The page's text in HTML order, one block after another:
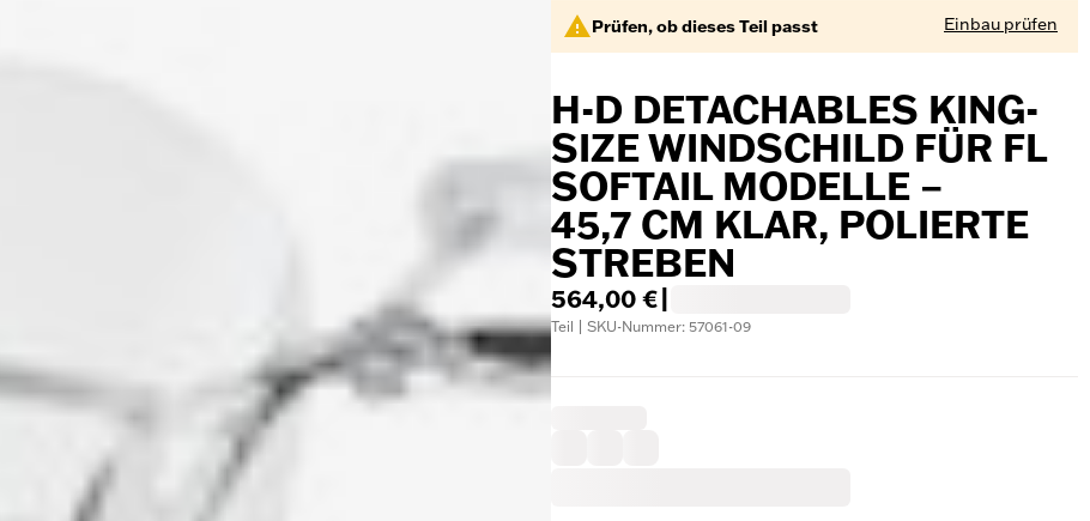
Prüfen, ob dieses Teil passt Einbau prüfen
H-D DETACHABLES KING-
SIZE WINDSCHILD FÜR FL
SOFTAIL MODELLE –
45,7 CM KLAR, POLIERTE
STREBEN
564,00 €
Teil | SKU-Nummer: 57061-09